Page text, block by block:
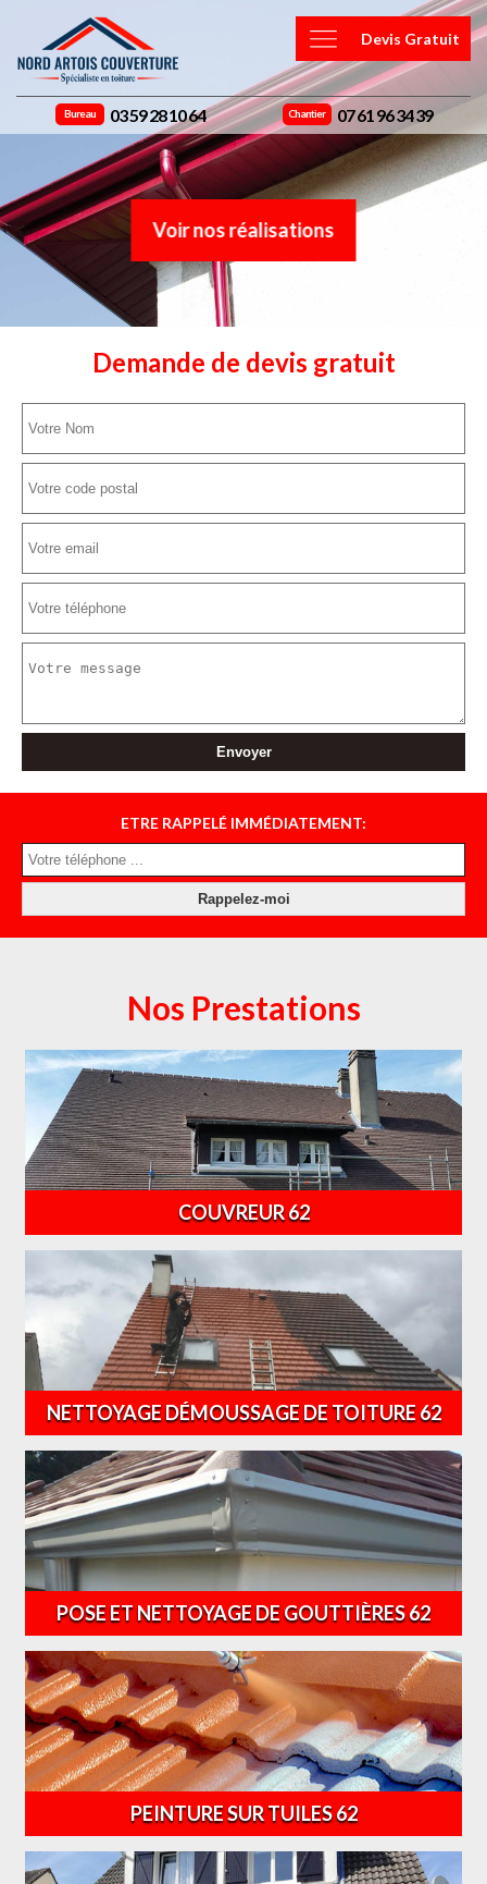
Devis Gratuit
Bureau 03 59 28 10 64 Chantier 07 61 96 34 39
Voir nos réalisations
Demande de devis gratuit
ETRE RAPPELÉ IMMÉDIATEMENT:
Nos Prestations
COUVREUR 62
NETTOYAGE DÉMOUSSAGE DE TOITURE 62
POSE ET NETTOYAGE DE GOUTTIÈRES 62
PEINTURE SUR TUILES 62